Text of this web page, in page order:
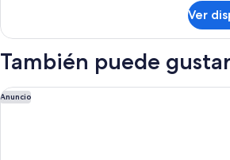
Premium,
(Plus)
Ver
También puede
Anuncio
Kichijoji Tokyu REI Hotel